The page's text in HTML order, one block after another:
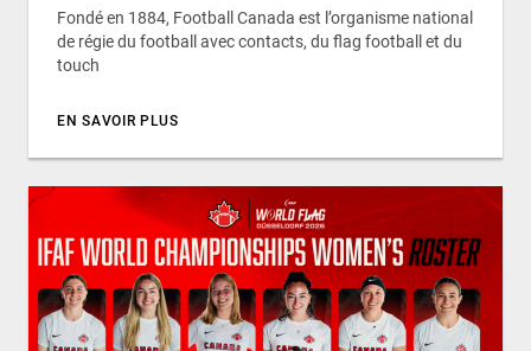
Fondé en 1884, Football Canada est l’organisme national
de régie du football avec contacts, du flag football et du
touch
EN SAVOIR PLUS